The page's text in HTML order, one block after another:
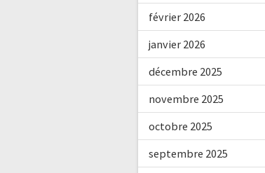
février 2026
janvier 2026
décembre 2025
novembre 2025
octobre 2025
septembre 2025